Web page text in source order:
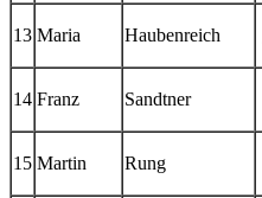
13 Maria Haubenreich
14 Franz Sandtner
15 Martin Rung